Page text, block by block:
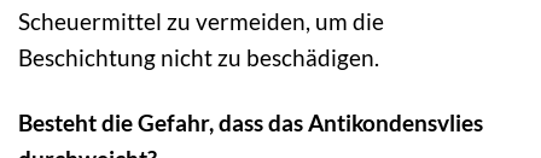
Scheuermittel zu vermeiden, um die
Beschichtung nicht zu beschädigen.
Besteht die Gefahr, dass das Antikondensvlies